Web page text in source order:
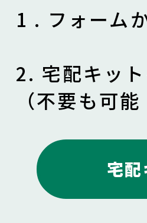
1 . フォーム
2. 宅配キッ
（不要も可能
宅